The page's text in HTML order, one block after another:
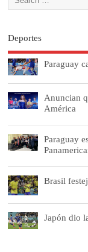
Deportes
Paraguay
Anuncian
América
Paraguay
Brasil
Japón dio